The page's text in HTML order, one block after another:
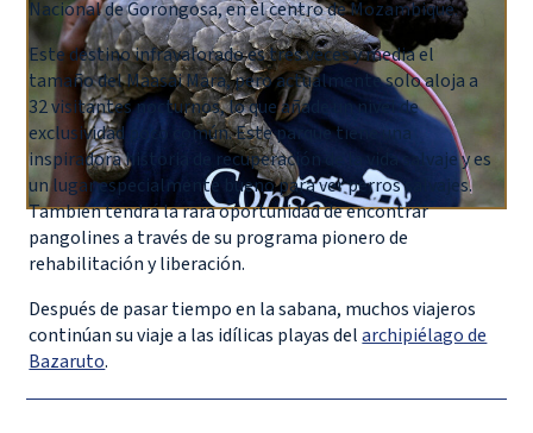
Nacional de Gorongosa, en el centro de Mozambique.
Este destino infravalorado es tres veces y media el
tamaño del Maasai Mara, pero actualmente solo aloja a
32 visitantes nocturnos, lo que añade un nivel de
exclusividad poco común. Este parque tiene una
inspiradorahistoria
de recuperación de la vida salvaje y es
un lugar especialmente bueno para ver perros salvajes.
También tendrá la rara oportunidad de encontrar
pangolines a través de su programa pionero de
rehabilitación y liberación.
Después de pasar tiempo en la sabana, muchos viajeros
continúan su viaje a las idílicas playas delarchipiélago de
Bazaruto.